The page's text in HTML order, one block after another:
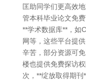
匡助同学们更高效
管本科毕业论文免
**学术数据库**，如
网等，这些平台提
辛苦，部分资源可
楼也提供免费探访
次，**绽放取得期